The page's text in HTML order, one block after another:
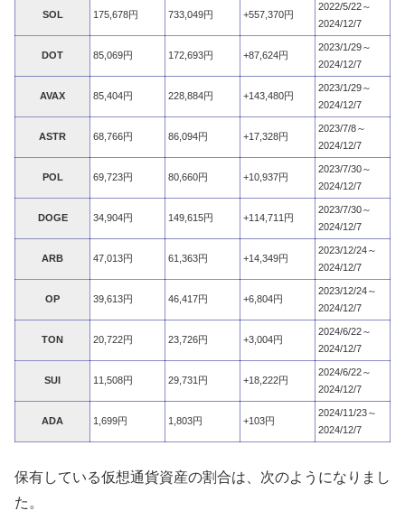
SOL 175,678円 733,049円 +557,370円
2022/5/22～
2024/12/7
DOT 85,069円 172,693円 +87,624円
2023/1/29～
2024/12/7
AVAX 85,404円 228,884円 +143,480円
2023/1/29～
2024/12/7
ASTR 68,766円 86,094円 +17,328円
2023/7/8～
2024/12/7
POL 69,723円 80,660円 +10,937円
2023/7/30～
2024/12/7
DOGE 34,904円 149,615円 +114,711円
2023/7/30～
2024/12/7
ARB 47,013円 61,363円 +14,349円
2023/12/24～
2024/12/7
OP 39,613円 46,417円 +6,804円
2023/12/24～
2024/12/7
TON 20,722円 23,726円 +3,004円
2024/6/22～
2024/12/7
SUI 11,508円 29,731円 +18,222円
2024/6/22～
2024/12/7
ADA 1,699円 1,803円 +103円
2024/11/23～
2024/12/7
保有している仮想通貨資産の割合は、次のようになりまし
た。